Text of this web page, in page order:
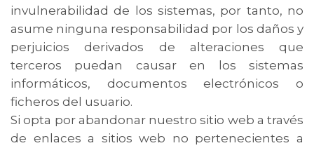
invulnerabilidad de los sistemas, por tanto, no
asume ninguna responsabilidad por los daños y
perjuicios derivados de alteraciones que
terceros puedan causar en los sistemas
informáticos, documentos electrónicos o
ficheros del usuario.
Si opta por abandonar nuestro sitio web a través
de enlaces a sitios web no pertenecientes a